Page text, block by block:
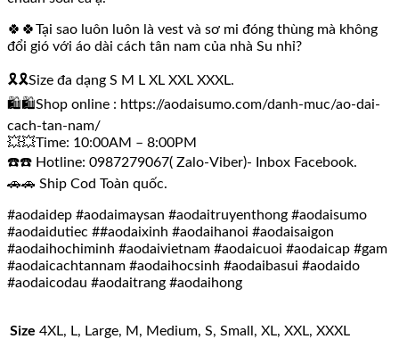
🍀🍀Tại sao luôn luôn là vest và sơ mi đóng thùng mà không
đổi gió với áo dài cách tân nam của nhà Su nhỉ?
🎗🎗Size đa dạng S M L XL XXL XXXL.
🛍🛍Shop online : https://aodaisumo.com/danh-muc/ao-dai-
cach-tan-nam/
💥💥Time: 10:00AM – 8:00PM
☎️☎️ Hotline: 0987279067( Zalo-Viber)- Inbox Facebook.
🚗🚗 Ship Cod Toàn quốc.
#aodaidep #aodaimaysan #aodaitruyenthong #aodaisumo
#aodaidutiec ##aodaixinh #aodaihanoi #aodaisaigon
#aodaihochiminh #aodaivietnam #aodaicuoi #aodaicap #gam
#aodaicachtannam #aodaihocsinh #aodaibasui #aodaido
#aodaicodau #aodaitrang #aodaihong
Size 4XL, L, Large, M, Medium, S, Small, XL, XXL, XXXL